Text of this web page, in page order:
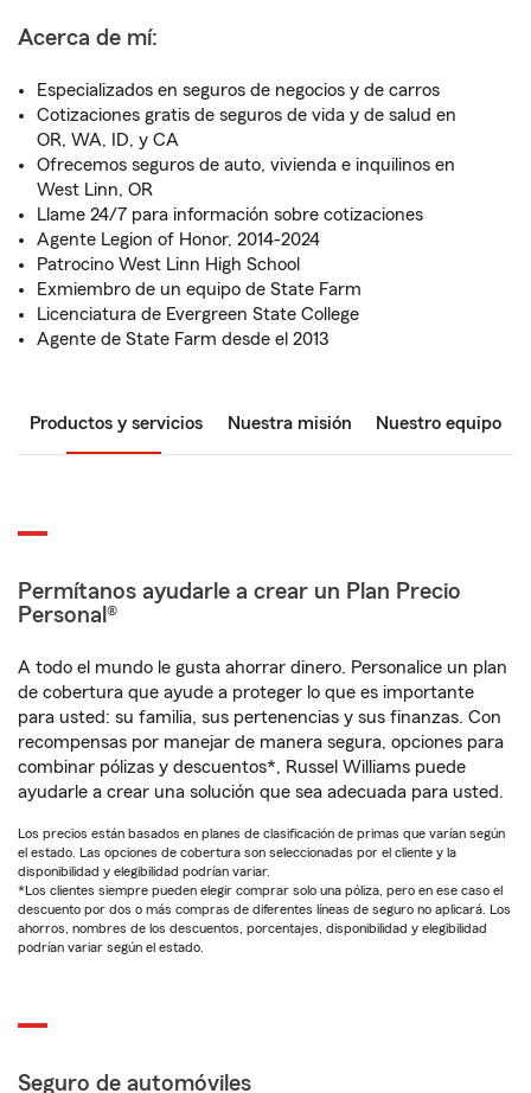
Acerca de mí:
Especializados en seguros de negocios y de carros
Cotizaciones gratis de seguros de vida y de salud en
OR, WA, ID, y CA
Ofrecemos seguros de auto, vivienda e inquilinos en
West Linn, OR
Llame 24/7 para información sobre cotizaciones
Agente Legion of Honor, 2014-2024
Patrocino West Linn High School
Exmiembro de un equipo de State Farm
Licenciatura de Evergreen State College
Agente de State Farm desde el 2013
Productos y servicios Nuestra misión Nuestro equipo
Permítanos ayudarle a crear un Plan Precio
Personal®
A todo el mundo le gusta ahorrar dinero. Personalice un plan
de cobertura que ayude a proteger lo que es importante
para usted: su familia, sus pertenencias y sus finanzas. Con
recompensas por manejar de manera segura, opciones para
combinar pólizas y descuentos*, Russel Williams puede
ayudarle a crear una solución que sea adecuada para usted.
Los precios están basados en planes de clasificación de primas que varían según
el estado. Las opciones de cobertura son seleccionadas por el cliente y la
disponibilidad y elegibilidad podrían variar.
*Los clientes siempre pueden elegir comprar solo una póliza, pero en ese caso el
descuento por dos o más compras de diferentes líneas de seguro no aplicará. Los
ahorros, nombres de los descuentos, porcentajes, disponibilidad y elegibilidad
podrían variar según el estado.
Seguro de automóviles